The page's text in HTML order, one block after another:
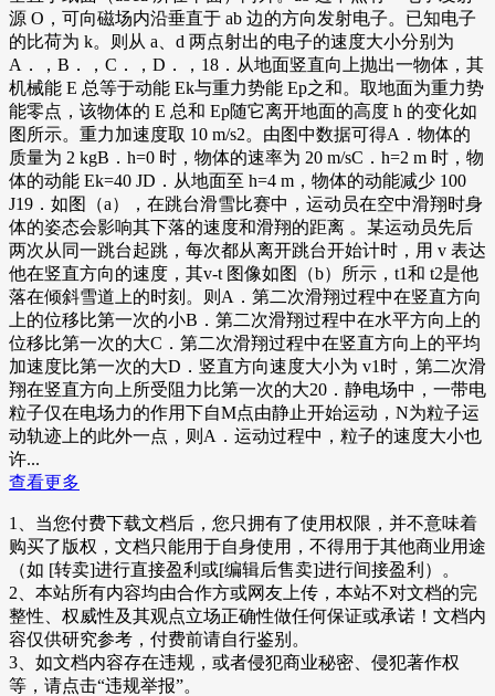
源 O，可向磁场内沿垂直于 ab 边的方向发射电子。已知电子
的比荷为 k。则从 a、d 两点射出的电子的速度大小分别为
A．，B．，C．，D．，18．从地面竖直向上抛出一物体，其
机械能 E 总等于动能 Ek与重力势能 Ep之和。取地面为重力势
能零点，该物体的 E 总和 Ep随它离开地面的高度 h 的变化如
图所示。重力加速度取 10 m/s2。由图中数据可得A．物体的
质量为 2 kgB．h=0 时，物体的速率为 20 m/sC．h=2 m 时，物
体的动能 Ek=40 JD．从地面至 h=4 m，物体的动能减少 100
J19．如图（a），在跳台滑雪比赛中，运动员在空中滑翔时身
体的姿态会影响其下落的速度和滑翔的距离 。某运动员先后
两次从同一跳台起跳，每次都从离开跳台开始计时，用 v 表达
他在竖直方向的速度，其v-t 图像如图（b）所示，t1和 t2是他
落在倾斜雪道上的时刻。则A．第二次滑翔过程中在竖直方向
上的位移比第一次的小B．第二次滑翔过程中在水平方向上的
位移比第一次的大C．第二次滑翔过程中在竖直方向上的平均
加速度比第一次的大D．竖直方向速度大小为 v1时，第二次滑
翔在竖直方向上所受阻力比第一次的大20．静电场中，一带电
粒子仅在电场力的作用下自M点由静止开始运动，N为粒子运
动轨迹上的此外一点，则A．运动过程中，粒子的速度大小也
许...
查看更多
1、当您付费下载文档后，您只拥有了使用权限，并不意味着
购买了版权，文档只能用于自身使用，不得用于其他商业用途
（如 [转卖]进行直接盈利或[编辑后售卖]进行间接盈利）。
2、本站所有内容均由合作方或网友上传，本站不对文档的完
整性、权威性及其观点立场正确性做任何保证或承诺！文档内
容仅供研究参考，付费前请自行鉴别。
3、如文档内容存在违规，或者侵犯商业秘密、侵犯著作权
等，请点击“违规举报”。